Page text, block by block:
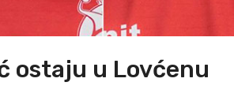
ostaju u Lovćenu